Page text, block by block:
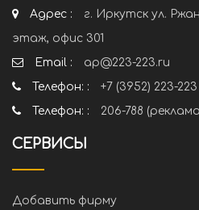
Адрес :
г. Иркутск ул.
этаж, офис 301
Email :
ap@223-223.ru
Телефон: :
+7 (3952) 223-
Телефон: :
206-788
СЕРВИСЫ
Добавить фирму